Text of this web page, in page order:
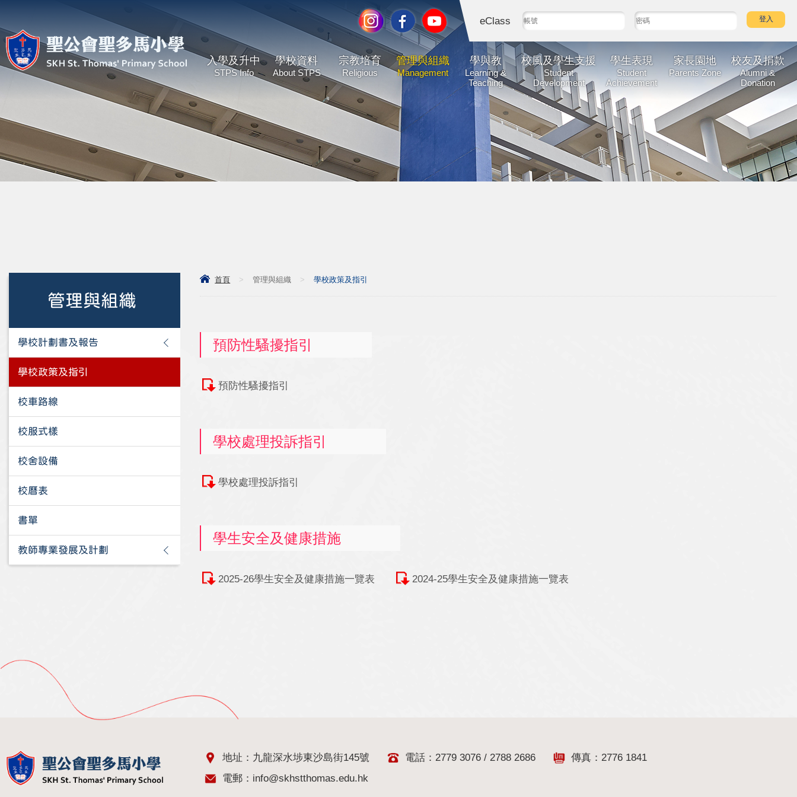
eClass
入學及升中
STPS Info
學校資料
About STPS
宗教培育
Religious
管理與組織
Management
學與教
Learning &
Teaching
校風及學生支援
Student
Development
學生表現
Student
Achievement
家長園地
Parents Zone
校友及捐款
Alumni &
Donation
首頁 > 管理與組織 > 學校政策及指引
預防性騷擾指引
預防性騷擾指引
學校處理投訴指引
學校處理投訴指引
學生安全及健康措施
2025-26學生安全及健康措施一覽表 2024-25學生安全及健康措施一覽表
管理與組織
學校計劃書及報告
學校政策及指引
校車路線
校服式樣
校舍設備
校曆表
書單
教師專業發展及計劃
地址：九龍深水埗東沙島街145號 電話：2779 3076 / 2788 2686
傳真：2776 1841
電郵： info@skhstthomas.edu.hk